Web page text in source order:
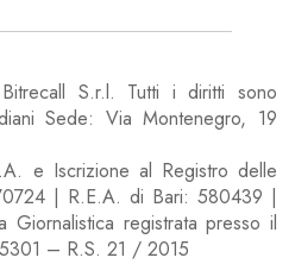
S.r.l. Tutti i diritti sono
Sede: Via Montenegro, 19
e Iscrizione al Registro delle
| R.E.A. di Bari: 580439 |
Giornalistica registrata presso il
– R.S. 21 / 2015